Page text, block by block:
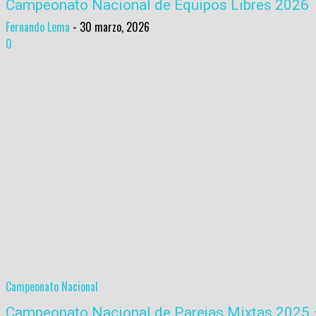
Campeonato Nacional de Equipos Libres 2026
Fernando Lema - 30 marzo, 2026
0
Campeonato Nacional